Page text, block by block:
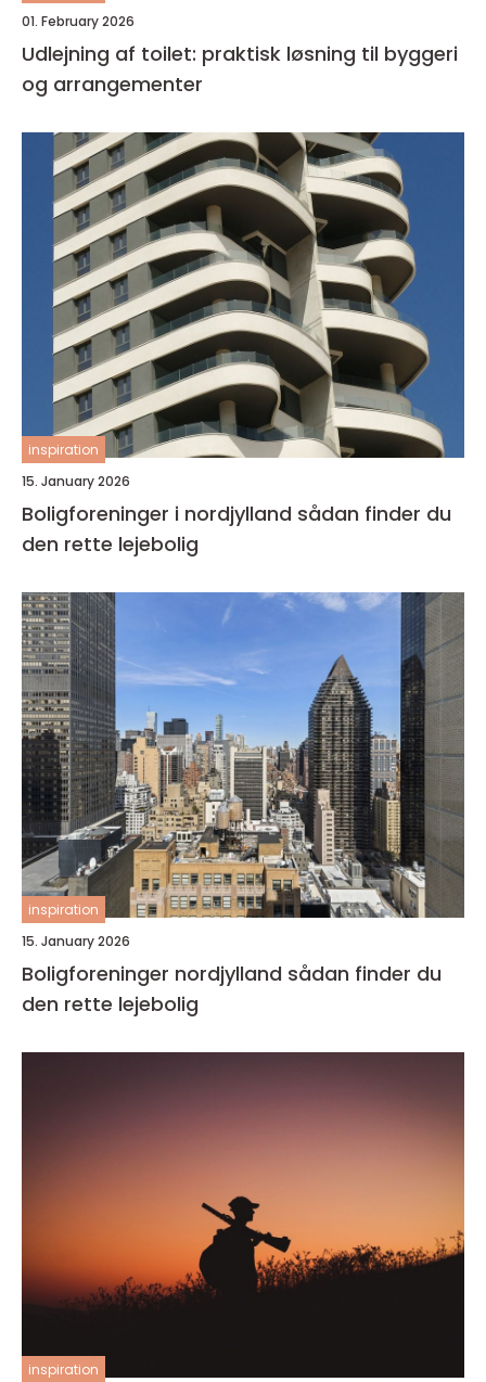
01. February 2026
Udlejning af toilet: praktisk løsning til byggeri
og arrangementer
inspiration
15. January 2026
Boligforeninger i nordjylland sådan finder du
den rette lejebolig
inspiration
15. January 2026
Boligforeninger nordjylland sådan finder du
den rette lejebolig
inspiration